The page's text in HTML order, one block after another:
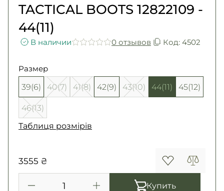
TACTICAL BOOTS 12822109 -
44(11)
В наличии 0 отзывов Код: 4502
Размер
39(6) 40(7) 41(8) 42(9) 43(10) 44(11)
45(12)
46(13)
Таблиця розмірів
3555 ₴
Купить